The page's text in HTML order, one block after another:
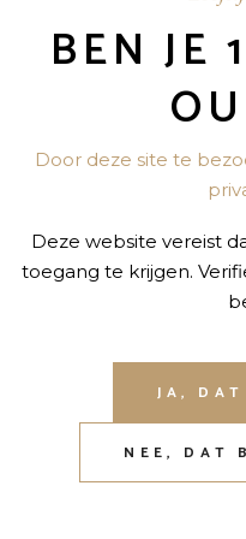
BEN JE
Door deze site te
Deze website vereist
toegang te krijgen.
JA,
NEE, DAT
TALLOCH 1,5L” TE